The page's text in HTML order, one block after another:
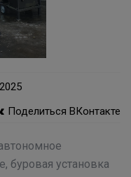
Поделиться ВКонтакте
буровая установка